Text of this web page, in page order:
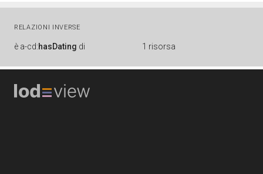
RELAZIONI INVERSE
è a-cd:hasDating di 1 risorsa